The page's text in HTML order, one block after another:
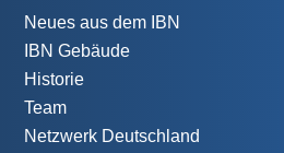
Neues aus dem IBN
IBN Gebäude
Historie
Team
Netzwerk Deutschland